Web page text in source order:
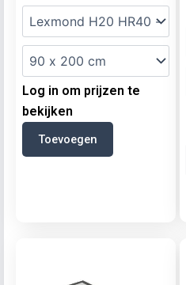
Log in om prijzen te
bekijken
Toevoegen